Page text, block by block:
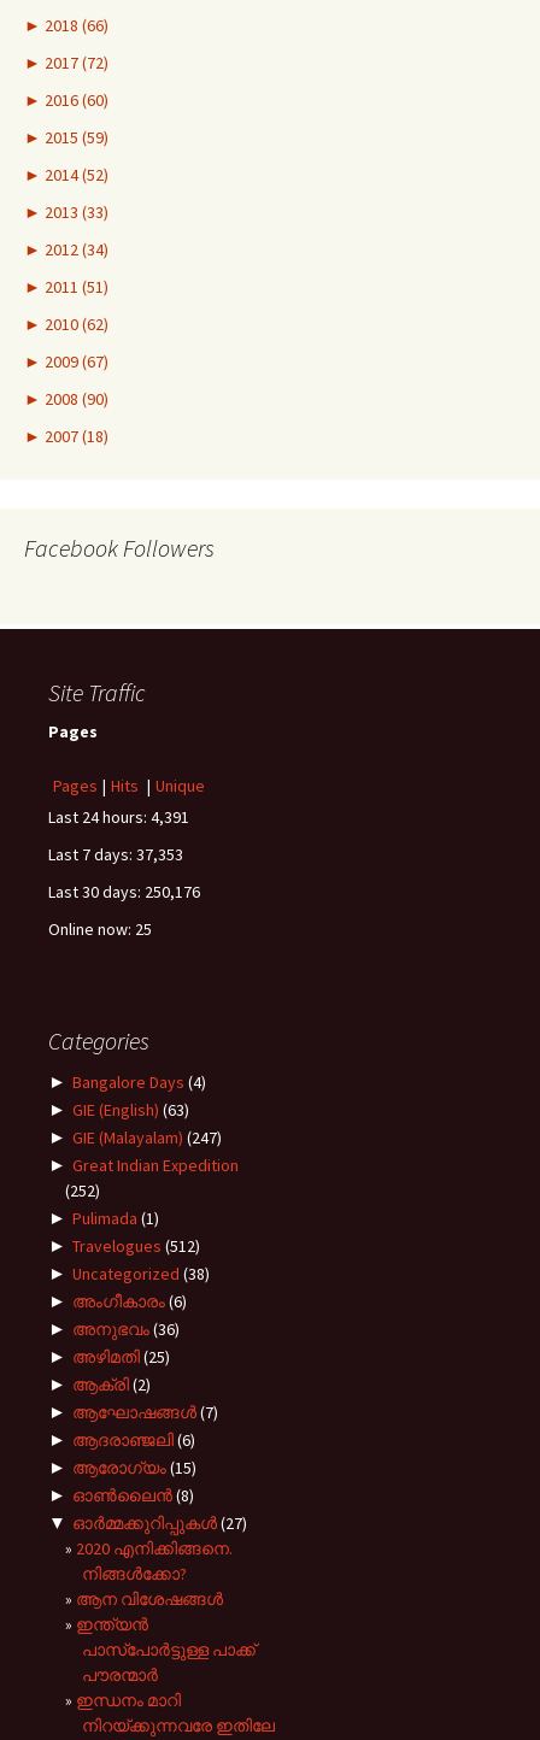
► 2018 (66)
► 2017 (72)
► 2016 (60)
► 2015 (59)
► 2014 (52)
► 2013 (33)
► 2012 (34)
► 2011 (51)
► 2010 (62)
► 2009 (67)
► 2008 (90)
► 2007 (18)
Facebook Followers
Site Traffic
Pages
Pages | Hits | Unique
Last 24 hours: 4,391
Last 7 days: 37,353
Last 30 days: 250,176
Online now: 25
Categories
► Bangalore Days (4)
► GIE (English) (63)
► GIE (Malayalam) (247)
► Great Indian Expedition
(252)
► Pulimada (1)
► Travelogues (512)
► Uncategorized (38)
► അംഗീകാരം(6)
► അനുഭവം(36)
► അഴിമതി(25)
► ആക്രി(2)
► ആഘോഷങ്ങൾ(7)
► ആദരാഞ്ജലി(6)
► ആരോഗ്യം(15)
► ഓൺലൈൻ(8)
▼ ഓർമ്മക്കുറിപ്പുകൾ(27)
2020 എനിക്കിങ്ങനെ.
നിങ്ങൾക്കോ?
ആന വിശേഷങ്ങൾ
ഇന്ത്യൻ
പാസ്പോർട്ടുള്ള പാക്ക്
പൗരന്മാർ
ഇന്ധനം മാറി
നിറയ്ക്കുന്നവരേ ഇതിലേ